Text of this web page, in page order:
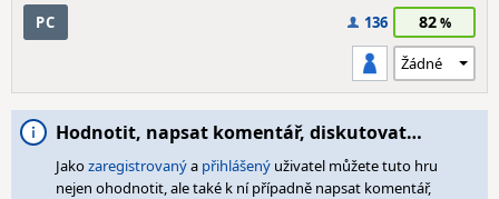
PC 136 82
Hodnotit, napsat komentář, diskutovat…
Jakozaregistrovanýa přihlášený uživatel můžete tuto hru
nejen ohodnotit, ale také k ní případně napsat komentář,